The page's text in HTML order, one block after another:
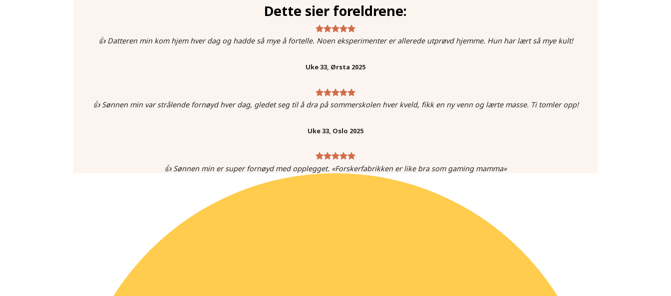
Dette sier foreldrene:
👍 Datteren min kom hjem hver dag og hadde så mye å fortelle. Noen eksperimenter er allerede utprøvd hjemme. Hun har lært så mye kult!
Uke 33, Ørsta 2025
👍 Sønnen min var strålende fornøyd hver dag, gledet seg til å dra på sommerskolen hver kveld, fikk en ny venn og lærte masse. Ti tomler opp!
Uke 33, Oslo 2025
👍 Sønnen min er super fornøyd med opplegget. «Forskerfabrikken er like bra som gaming mamma»